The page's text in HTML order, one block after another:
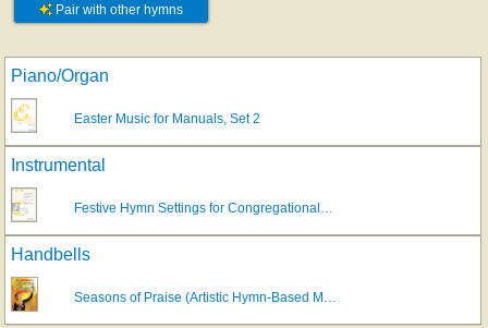
Pair with other hymns
Piano/Organ
Easter Music for Manuals, Set 2
Instrumental
Festive Hymn Settings for Congregational…
Handbells
Seasons of Praise (Artistic Hymn-Based M…